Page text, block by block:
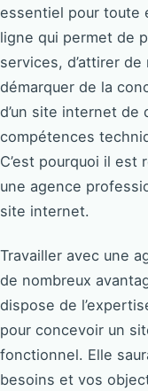
essentiel pour toute
ligne qui permet de
services, d’attirer
démarquer de la
d’un site internet de
compétences
C’est pourquoi il est
une agence
site internet.
Travailler avec une
de nombreux
dispose de
pour concevoir un
fonctionnel. Elle
besoins et vos